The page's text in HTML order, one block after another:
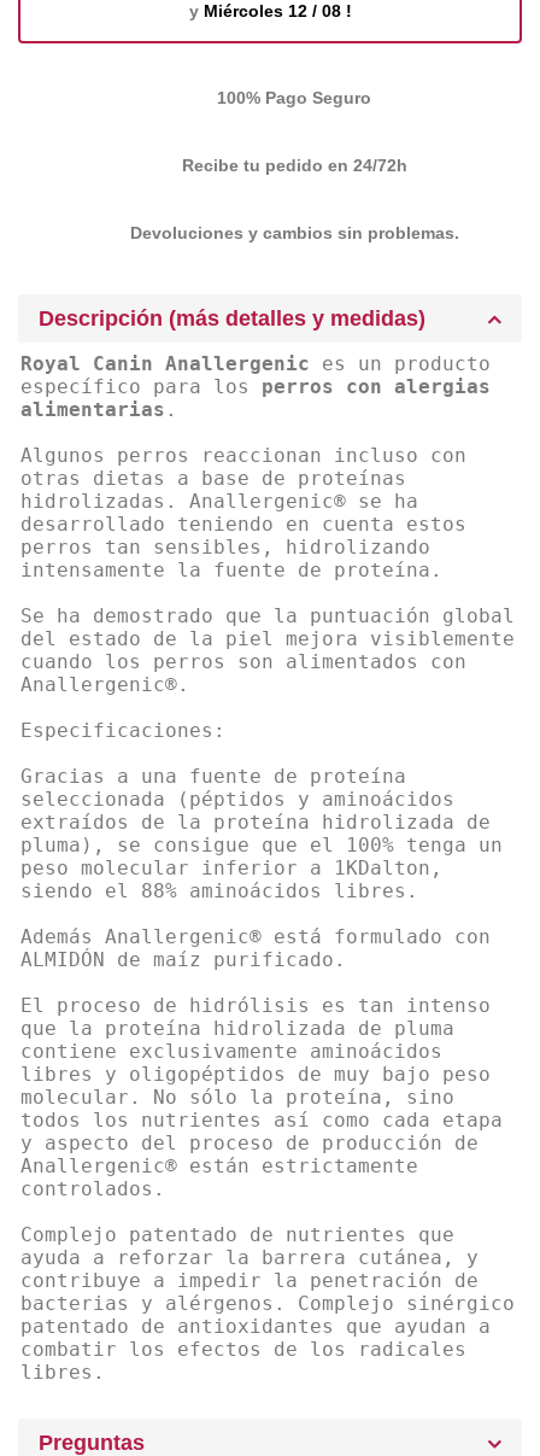
y Miércoles 12 / 08 !
100% Pago Seguro
Recibe tu pedido en 24/72h
Devoluciones y cambios sin problemas.
Descripción (más detalles y medidas)
Royal Canin Anallergenic es un producto
específico para los perros con alergias
alimentarias .
Algunos perros reaccionan incluso con
otras dietas a base de proteínas
hidrolizadas. Anallergenic® se ha
desarrollado teniendo en cuenta estos
perros tan sensibles, hidrolizando
intensamente la fuente de proteína.
Se ha demostrado que la puntuación global
del estado de la piel mejora visiblemente
cuando los perros son alimentados con
Anallergenic®.
Especificaciones:
Gracias a una fuente de proteína
seleccionada (péptidos y aminoácidos
extraídos de la proteína hidrolizada de
pluma), se consigue que el 100% tenga un
peso molecular inferior a 1KDalton,
siendo el 88% aminoácidos libres.
Además Anallergenic® está formulado con
ALMIDÓN de maíz purificado.
El proceso de hidrólisis es tan intenso
que la proteína hidrolizada de pluma
contiene exclusivamente aminoácidos
libres y oligopéptidos de muy bajo peso
molecular. No sólo la proteína, sino
todos los nutrientes así como cada etapa
y aspecto del proceso de producción de
Anallergenic® están estrictamente
controlados.
Complejo patentado de nutrientes que
ayuda a reforzar la barrera cutánea, y
contribuye a impedir la penetración de
bacterias y alérgenos. Complejo sinérgico
patentado de antioxidantes que ayudan a
combatir los efectos de los radicales
libres.
Preguntas